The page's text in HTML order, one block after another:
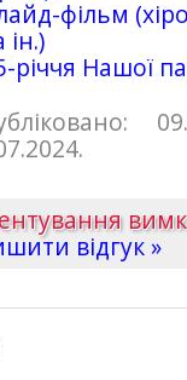
фільм
ін.)
рiччя Нашої
відгук »